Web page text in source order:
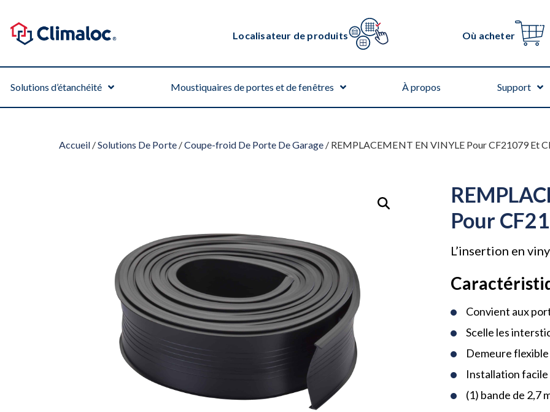
Localisateur de produits Où acheter
Solutions d’étanchéité Moustiquaires de portes et de fenêtres À propos Support
Accueil /Solutions De Porte/Coupe-froid De Porte De Garage / REMPLACEMENT EN VINYLE Pour CF21079 Et
Pour
L’insertion en
Convient aux
Scelle les
Demeure
Installation facile
(1) bande de 2,7